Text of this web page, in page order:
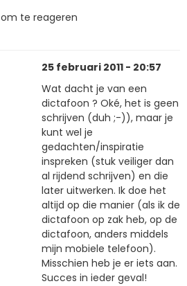
om te reageren
25 februari 2011 - 20:57
Wat dacht je van een
dictafoon ? Oké, het is geen
schrijven (duh ;-)), maar je
kunt wel je
gedachten/inspiratie
inspreken (stuk veiliger dan
al rijdend schrijven) en die
later uitwerken. Ik doe het
altijd op die manier (als ik de
dictafoon op zak heb, op de
dictafoon, anders middels
mijn mobiele telefoon).
Misschien heb je er iets aan.
Succes in ieder geval!